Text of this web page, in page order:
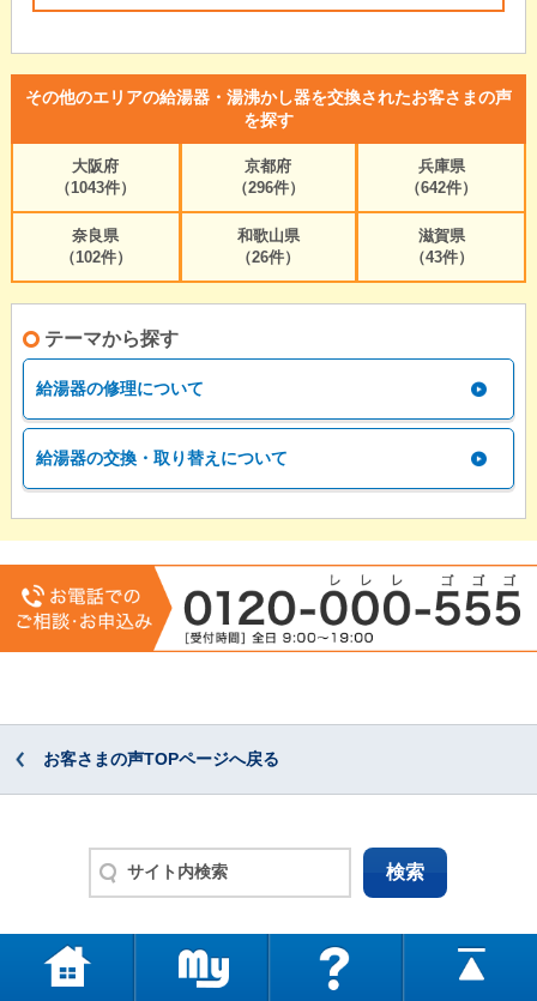
その他のエリアの給湯器・湯沸かし器を交換されたお客さまの声
を探す
大阪府
（1043件）
京都府
（296件）
兵庫県
（642件）
奈良県
（102件）
和歌山県
（26件）
滋賀県
（43件）
テーマから探す
給湯器の修理について
給湯器の交換・取り替えについて
お客さまの声TOPページへ戻る